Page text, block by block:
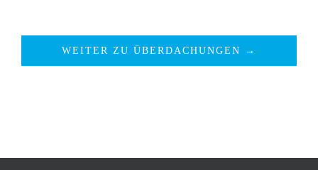
WEITER ZU ÜBERDACHUNGEN →